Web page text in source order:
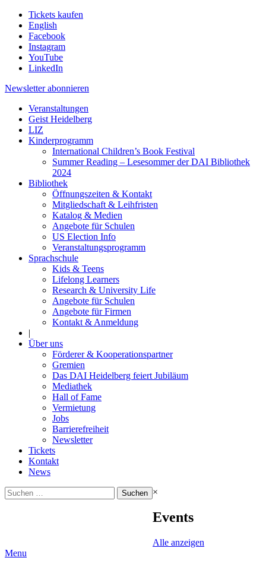
Tickets kaufen
English
Facebook
Instagram
YouTube
LinkedIn
Newsletter abonnieren
Veranstaltungen
Geist Heidelberg
LIZ
Kinderprogramm
International Children’s Book Festival
Summer Reading – Lesesommer der DAI Bibliothek
2024
Bibliothek
Öffnungszeiten & Kontakt
Mitgliedschaft & Leihfristen
Katalog & Medien
Angebote für Schulen
US Election Info
Veranstaltungsprogramm
Sprachschule
Kids & Teens
Lifelong Learners
Research & University Life
Angebote für Schulen
Angebote für Firmen
Kontakt & Anmeldung
|
Über uns
Förderer & Kooperationspartner
Gremien
Das DAI Heidelberg feiert Jubiläum
Mediathek
Hall of Fame
Vermietung
Jobs
Barrierefreiheit
Newsletter
Tickets
Kontakt
News
Suchen
nach:
×
Events
Alle anzeigen
Menu